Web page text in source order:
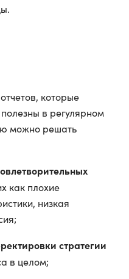
которые
в регулярном
можно решать
как плохие
низкая
стратегии
в целом;